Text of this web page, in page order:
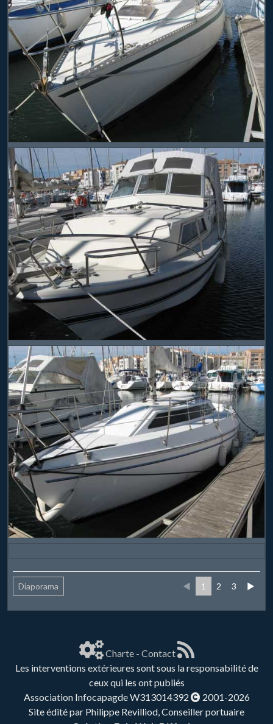
Diaporama ◄ 1 2 3 ►
Charte- Contact
Les interventions extérieures sont sous la responsabilité de
ceux qui les ont publiés
Association Infocapagde W313014392
2001-2026
Site édité par Philippe Revilliod, Conseiller portuaire